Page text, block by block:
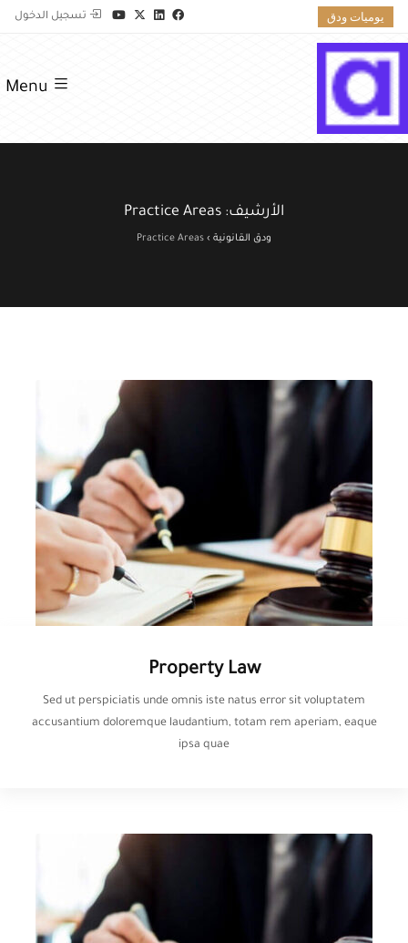
يوميات ودق تسجيل الدخول
Menu
الأرشيف: Practice Areas
ودق القانونية ›
Practice Areas
Property Law
Sed ut perspiciatis unde omnis iste natus error sit voluptatem
accusantium doloremque laudantium, totam rem aperiam, eaque
ipsa quae